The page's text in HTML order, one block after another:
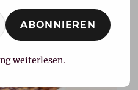
ABONNIEREN
weiterlesen.